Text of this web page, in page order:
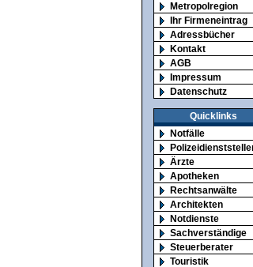
Metropolregion
Ihr Firmeneintrag
Adressbücher
Kontakt
AGB
Impressum
Datenschutz
Quicklinks
Notfälle
Ärzte
Apotheken
Rechtsanwälte
Architekten
Notdienste
Sachverständige
Steuerberater
Touristik